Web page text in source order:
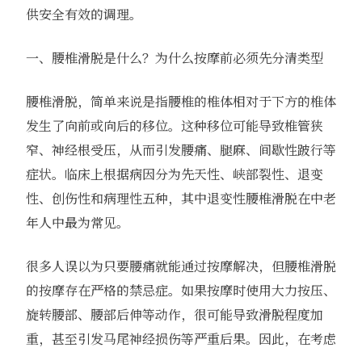
供安全有效的调理。
一、腰椎滑脱是什么？为什么按摩前必须先分清类型
腰椎滑脱，简单来说是指腰椎的椎体相对于下方的椎体
发生了向前或向后的移位。这种移位可能导致椎管狭
窄、神经根受压，从而引发腰痛、腿麻、间歇性跛行等
症状。临床上根据病因分为先天性、峡部裂性、退变
性、创伤性和病理性五种，其中退变性腰椎滑脱在中老
年人中最为常见。
很多人误以为只要腰痛就能通过按摩解决，但腰椎滑脱
的按摩存在严格的禁忌症。如果按摩时使用大力按压、
旋转腰部、腰部后伸等动作，很可能导致滑脱程度加
重，甚至引发马尾神经损伤等严重后果。因此，在考虑